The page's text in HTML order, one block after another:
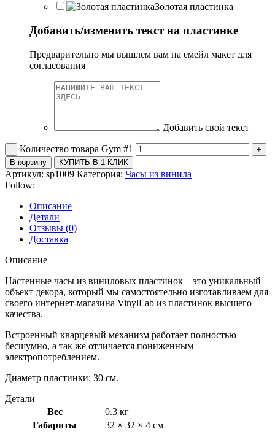
Золотая пластинка
Добавить/изменить текст на пластинке
Предварительно мы вышлем вам на емейл макет для
согласования
Добавить свой текст
Количество товара Gym #1
В корзину КУПИТЬ В 1 КЛИК
Артикул: sp1009 Категория: Часы из винила
Follow:
Описание
Детали
Отзывы (0)
Доставка
Описание
Настенные часы из виниловых пластинок – это уникальный
объект декора, который мы самостоятельно изготавливаем для
своего интернет-магазина VinylLab из пластинок высшего
качества.
Встроенный кварцевый механизм работает полностью
бесшумно, а так же отличается пониженным
электропотреблением.
Диаметр пластинки: 30 см.
Детали
Вес
0.3 кг
Габариты
32 × 32 × 4 см